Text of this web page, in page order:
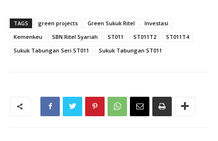
TAGS green projects Green Sukuk Ritel
Investasi
Kemenkeu
SBN Ritel Syariah ST011 ST011T2
ST011T4
Sukuk Tabungan Seri ST011
Sukuk Tabungan ST011